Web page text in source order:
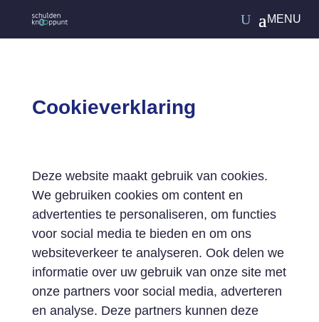
Cookieverklaring
Deze website maakt gebruik van cookies.
We gebruiken cookies om content en
advertenties te personaliseren, om functies
voor social media te bieden en om ons
websiteverkeer te analyseren. Ook delen we
informatie over uw gebruik van onze site met
onze partners voor social media, adverteren
en analyse. Deze partners kunnen deze